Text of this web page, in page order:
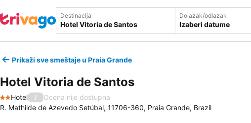
Destinacija Dolazak/odlazak
Izaberi datume
Prikaži sve smeštaje u Praia Grande
Hotel Vitoria de Santos
2 Zvezdice
Hotel /
Ocena nije dostupna
R. Mathilde de Azevedo Setúbal, 11706-360, Praia Grande, Brazil